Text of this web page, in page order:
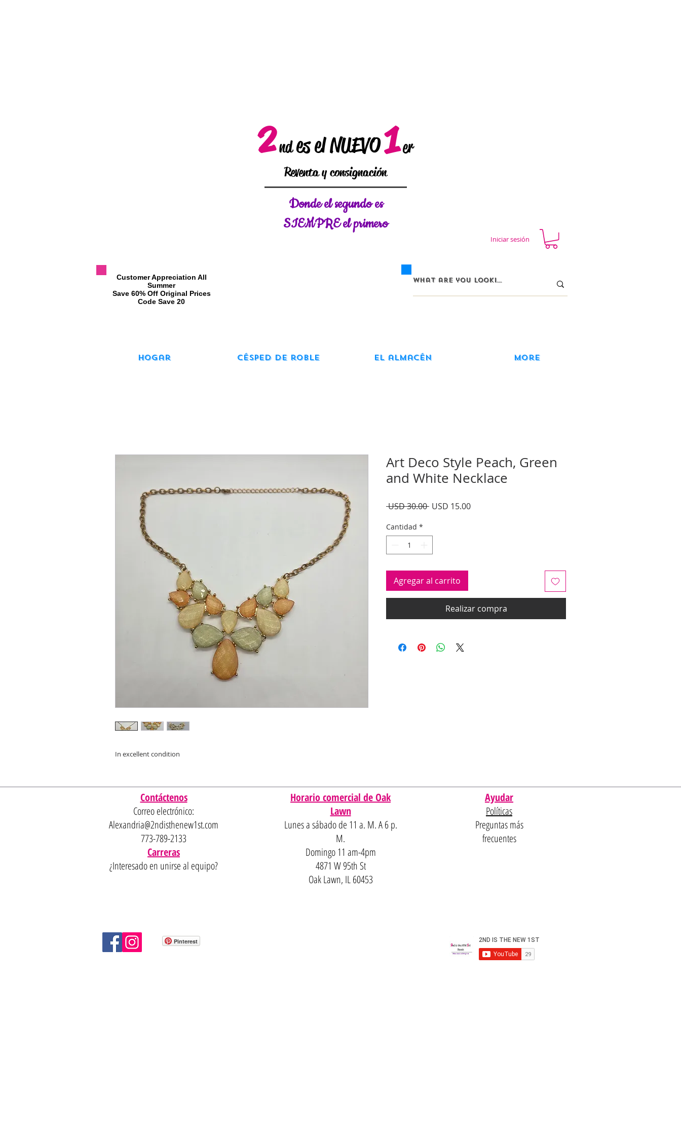
2 nd es el NUEVO1 er
Reventa y consignación
​Customer Appreciation All
Summer
​Save 60% Off Original Prices
​Code Save 20
Donde elsegundo es
SIEMPRE el primero
Iniciar sesión
Hogar Césped de roble El almacén More
In excellent condition
Art Deco Style Peach, Green
and White Necklace
USD 30.00 Precio
USD 15.00Precio
Cantidad *
Agregar al carrito
Realizar compra
Contáctenos
Correo electrónico:
Alexandria@2ndisthenew1st.com
773-789-2133
Carreras
¿Interesado en unirse al equipo?
Horario comercial de Oak
Lawn
Lunes a sábado de 11 a. M. A 6 p.
M.
Domingo 11 am-4pm
4871 W 95th St
Oak Lawn, IL 60453
Ayudar
Políticas
Preguntas más
frecuentes
Pinterest